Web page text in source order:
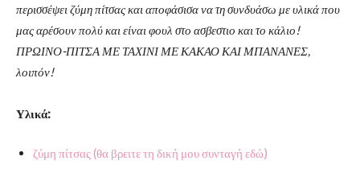
περισσέψει ζύμη πίτσας και αποφάσισα να τη συνδυάσω με υλικά που
μας αρέσουν πολύ και είναι φουλ στο ασβεστιο και το κάλιο!
ΠΡΩΙΝΟ-ΠΙΤΣΑ ΜΕ ΤΑΧΙΝΙ ΜΕ ΚΑΚΑΟ ΚΑΙ ΜΠΑΝΑΝΕΣ,
λοιπόν!
Υλικά:
ζύμη πίτσας (θα βρειτε τη δική μου συνταγή εδώ)